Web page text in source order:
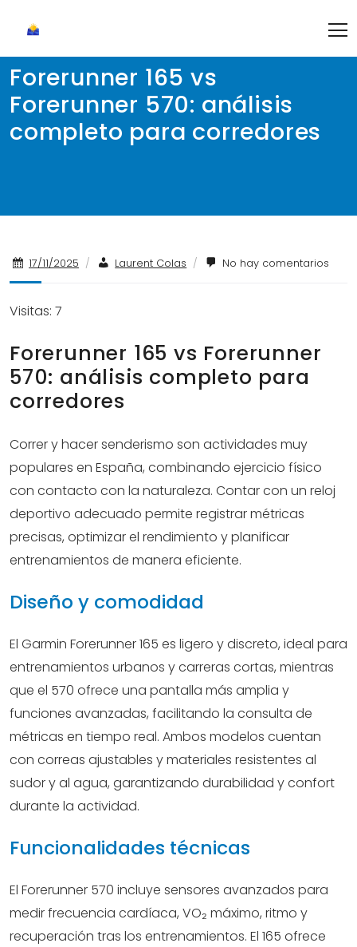
content
Forerunner 165 vs
Forerunner 570: análisis
completo para corredores
17/11/2025 / Laurent Colas / No hay comentarios
Visitas: 7
Forerunner 165 vs Forerunner
570: análisis completo para
corredores
Correr y hacer senderismo son actividades muy
populares en España, combinando ejercicio físico
con contacto con la naturaleza. Contar con un reloj
deportivo adecuado permite registrar métricas
precisas, optimizar el rendimiento y planificar
entrenamientos de manera eficiente.
Diseño y comodidad
El Garmin Forerunner 165 es ligero y discreto, ideal para
entrenamientos urbanos y carreras cortas, mientras
que el 570 ofrece una pantalla más amplia y
funciones avanzadas, facilitando la consulta de
métricas en tiempo real. Ambos modelos cuentan
con correas ajustables y materiales resistentes al
sudor y al agua, garantizando durabilidad y confort
durante la actividad.
Funcionalidades técnicas
El Forerunner 570 incluye sensores avanzados para
medir frecuencia cardíaca, VO₂ máximo, ritmo y
recuperación tras los entrenamientos. El 165 ofrece